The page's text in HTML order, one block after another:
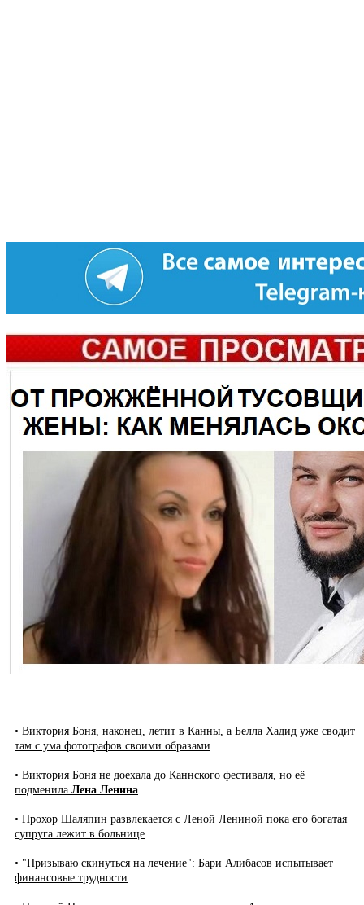
• Виктория Боня, наконец, летит в Канны, а Белла Хадид уже сводит
там с ума фотографов своими образами
• Виктория Боня не доехала до Каннского фестиваля, но её
подменила Лена Ленина
• Прохор Шаляпин развлекается с Леной Лениной пока его богатая
супруга лежит в больнице
• "Призываю скинуться на лечение": Бари Алибасов испытывает
финансовые трудности